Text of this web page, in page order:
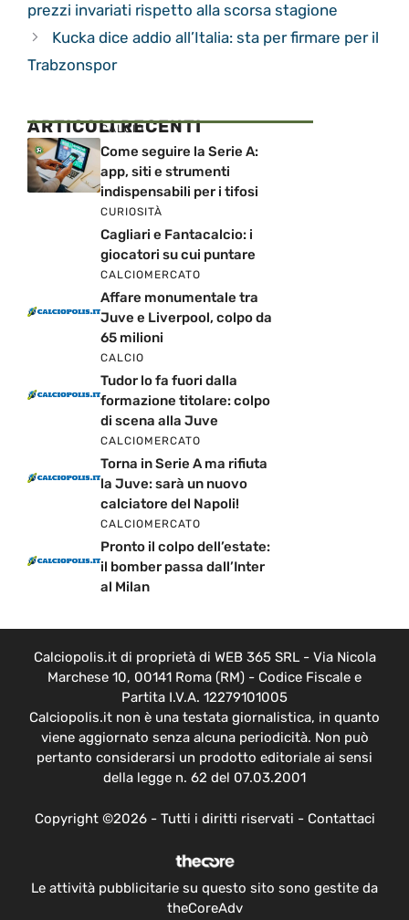
prezzi invariati rispetto alla scorsa stagione
Kucka dice addio all’Italia: sta per firmare per il
Trabzonspor
ARTICOLI RECENTI
CALCIO
Come seguire la Serie A:
app, siti e strumenti
indispensabili per i tifosi
CURIOSITÀ
Cagliari e Fantacalcio: i
giocatori su cui puntare
CALCIOMERCATO
Affare monumentale tra
Juve e Liverpool, colpo da
65 milioni
CALCIO
Tudor lo fa fuori dalla
formazione titolare: colpo
di scena alla Juve
CALCIOMERCATO
Torna in Serie A ma rifiuta
la Juve: sarà un nuovo
calciatore del Napoli!
CALCIOMERCATO
Pronto il colpo dell’estate:
il bomber passa dall’Inter
al Milan
Calciopolis.it di proprietà di WEB 365 SRL - Via Nicola
Marchese 10, 00141 Roma (RM) - Codice Fiscale e
Partita I.V.A. 12279101005
Calciopolis.it non è una testata giornalistica, in quanto
viene aggiornato senza alcuna periodicità. Non può
pertanto considerarsi un prodotto editoriale ai sensi
della legge n. 62 del 07.03.2001
Copyright ©2026 - Tutti i diritti riservati - Contattaci
Le attività pubblicitarie su questo sito sono gestite da
theCoreAdv